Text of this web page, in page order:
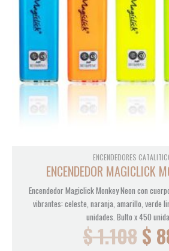
ENCENDEDORES
ENCENDEDOR MAGICLICK
Encendedor Magiclick Monkey Neon con
vibrantes: celeste, naranja, amarillo, verde
unidades. Bulto x 450
$1.108 $